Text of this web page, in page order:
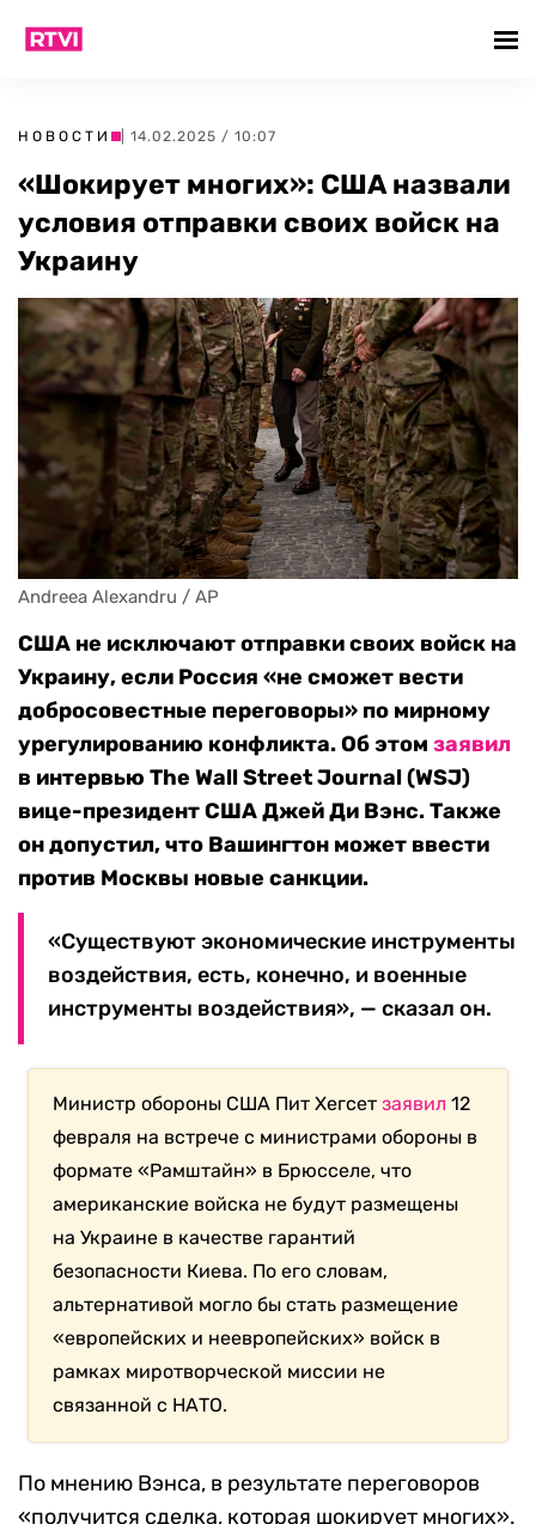
НОВОСТИ | 14.02.2025 / 10:07
«Шокирует многих»: США назвали
условия отправки своих войск на
Украину
Andreea Alexandru / AP
США не исключают отправки своих войск на
Украину, если Россия «не сможет вести
добросовестные переговоры» по мирному
урегулированию конфликта. Об этом заявил
в интервью The Wall Street Journal (WSJ)
вице-президент США Джей Ди Вэнс. Также
он допустил, что Вашингтон может ввести
против Москвы новые санкции.
«Существуют экономические инструменты
воздействия, есть, конечно, и военные
инструменты воздействия», — сказал он.
Министр обороны США Пит Хегсетзаявил 12
февраля на встрече с министрами обороны в
формате «Рамштайн» в Брюсселе, что
американские войска не будут размещены
на Украине в качестве гарантий
безопасности Киева. По его словам,
альтернативой могло бы стать размещение
«европейских и неевропейских» войск в
рамках миротворческой миссии не
связанной с НАТО.
По мнению Вэнса, в результате переговоров
«получится сделка, которая шокирует многих».